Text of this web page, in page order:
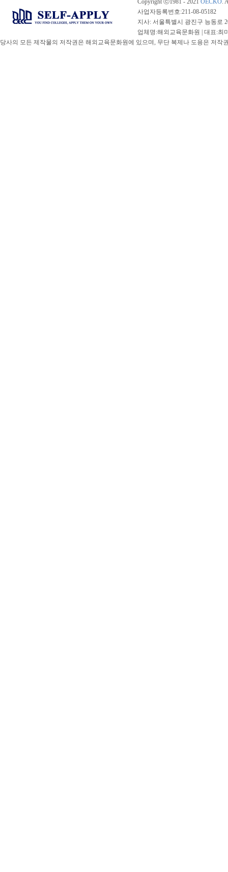
Copyright ⓒ1981 - 2021 OECKO.
사업자등록번호:211-08-05182
지사: 서울특별시 광진구 능동로
업체명:해외교육문화원 | 대표:최
당사의 모든 제작물의 저작권은 해외교육문화원에 있으며, 무단 복제나 도용은 저